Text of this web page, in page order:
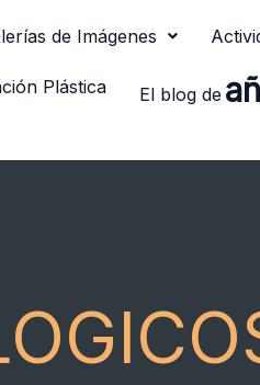
de Imágenes
Plástica El blog de añ